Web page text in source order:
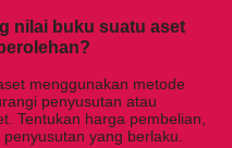
nilai buku suatu aset
menggunakan metode
penyusutan atau
Tentukan harga pembelian,
yang berlaku.